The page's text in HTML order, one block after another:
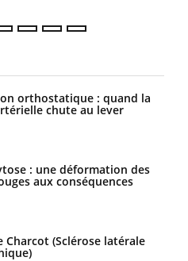
orthostatique : quand la
chute au lever
: une déformation des
aux conséquences
Charcot (Sclérose latérale